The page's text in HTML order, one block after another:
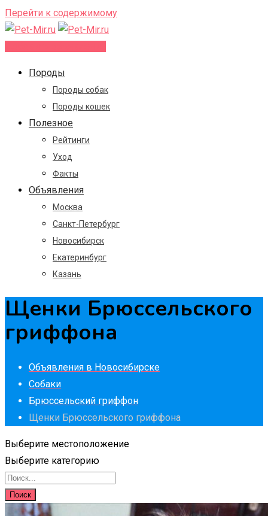
Перейти к содержимому
Породы
Породы собак
Породы кошек
Полезное
Рейтинги
Уход
Факты
Объявления
Москва
Санкт-Петербург
Новосибирск
Екатеринбург
Казань
Щенки Брюссельского
гриффона
Объявления в Новосибирске
Собаки
Брюссельский гриффон
Щенки Брюссельского гриффона
Выберите местоположение
Выберите категорию
Поиск